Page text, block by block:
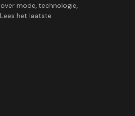
mode, technologie,
het laatste